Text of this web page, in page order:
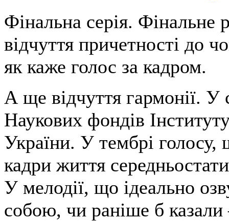
Фінальна серія. Фінальне
відчуття причетності до
як каже голос за кадром.
А ще відчуття гармонії. У
Наукових фондів
України. У тембрі
кадри життя
У мелодії, що ідеально
собою, чи раніше б